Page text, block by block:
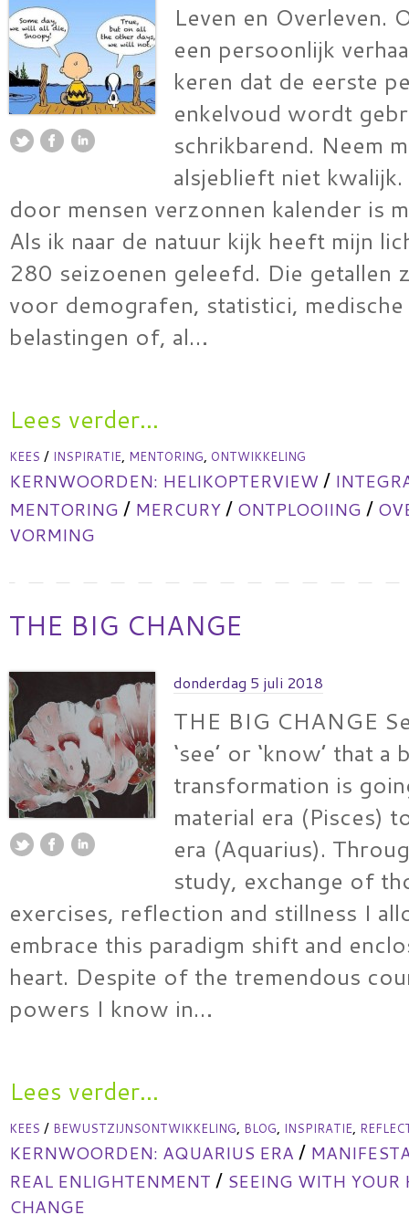
Leven en Overleven.
een persoonlijk
keren dat de eerste
enkelvoud wordt
schrikbarend. Neem
alsjeblieft niet
door mensen verzonnen kalender is
Als ik naar de natuur kijk heeft mijn
280 seizoenen geleefd. Die getallen
voor demografen, statistici,
belastingen of, al…
Lees verder...
KEES / INSPIRATIE, MENTORING, ONTWIKKELING
KERNWOORDEN: HELIKOPTERVIEW/
MENTORING / MERCURY/ ONTPLOOIING /
VORMING
THE BIG CHANGE
donderdag 5 juli 2018
THE BIG CHANGE
‘see’ or ‘know’ that a
transformation is
material era (Pisces)
era (Aquarius).
study, exchange of
exercises, reflection and stillness I
embrace this paradigm shift and
heart. Despite of the tremendous
powers I know in…
Lees verder...
KEES / BEWUSTZIJNSONTWIKKELING, BLOG, INSPIRATIE,
KERNWOORDEN: AQUARIUS ERA /
REAL ENLIGHTENMENT / SEEING WITH YOUR
CHANGE